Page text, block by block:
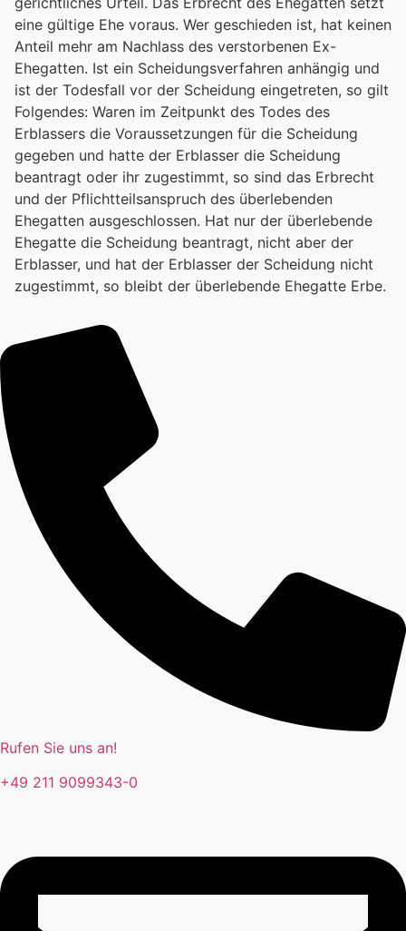
eine gültige Ehe voraus. Wer geschieden ist, hat keinen
Anteil mehr am Nachlass des verstorbenen Ex-
Ehegatten. Ist ein Scheidungsverfahren anhängig und
ist der Todesfall vor der Scheidung eingetreten, so gilt
Folgendes: Waren im Zeitpunkt des Todes des
Erblassers die Voraussetzungen für die Scheidung
gegeben und hatte der Erblasser die Scheidung
beantragt oder ihr zugestimmt, so sind das Erbrecht
und der Pflichtteilsanspruch des überlebenden
Ehegatten ausgeschlossen. Hat nur der überlebende
Ehegatte die Scheidung beantragt, nicht aber der
Erblasser, und hat der Erblasser der Scheidung nicht
zugestimmt, so bleibt der überlebende Ehegatte Erbe.
Rufen Sie uns an!
+49 211 9099343-0